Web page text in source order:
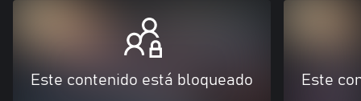
Este contenido está bloqueado Este